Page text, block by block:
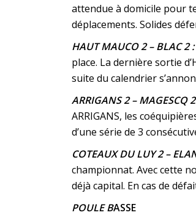
attendue à domicile pour
déplacements. Solides
HAUT MAUCO 2 – BLAC 2 :
place. La dernière sortie
suite du calendrier
ARRIGANS 2 – MAGESCQ
ARRIGANS, les
d’une série de 3
COTEAUX DU LUY 2 –
championnat. Avec cette
déjà capital. En cas de
POULE BASSE